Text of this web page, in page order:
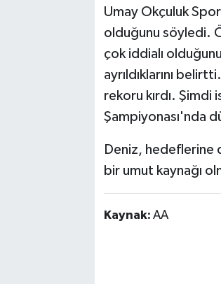
Umay Okçuluk
olduğunu söyledi.
çok iddialı
ayrıldıklarını
rekoru kırdı. Şimdi
Şampiyonası'nda
Deniz, hedeflerine
bir umut kaynağı
Kaynak: AA